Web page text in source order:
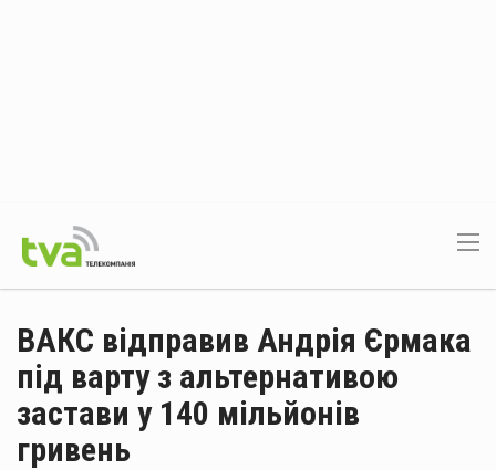
ВАКС відправив Андрія Єрмака
під варту з альтернативою
застави у 140 мільйонів
гривень